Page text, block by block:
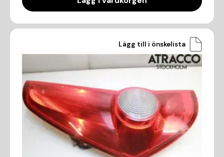
Lägg till i önskelista